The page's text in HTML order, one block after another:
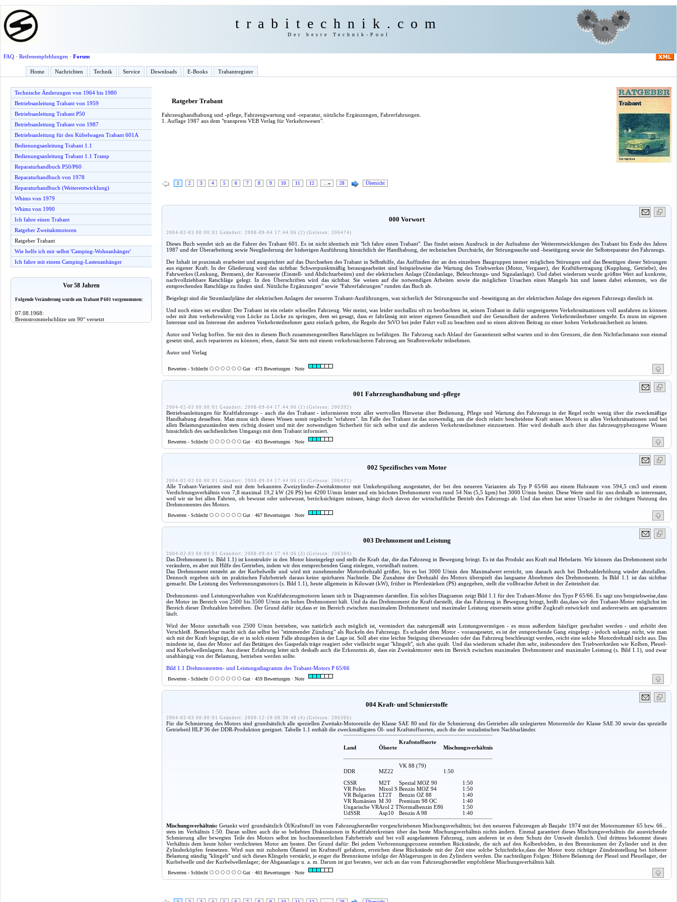
trabitechnik.com
Der beste Technik-Pool
FAQ· Reifenempfehlungen · Forum
Home Nachrichten Technik Service Downloads E-Books Trabantregister
Technische Änderungen von 1964 bis 1980
Betriebsanleitung Trabant von 1959
Betriebsanleitung Trabant P50
Betriebsanleitung Trabant von 1987
Betriebsanleitung für den Kübelwagen Trabant 601A
Bedienungsanleitung Trabant 1.1
Bedienungsanleitung Trabant 1.1 Tramp
Reparaturhandbuch P50/P60
Reparaturhandbuch von 1978
Reparaturhandbuch (Weiterentwicklung)
Whims von 1979
Whims von 1990
Ich fahre einen Trabant
Ratgeber Zweitaktmotoren
Ratgeber Trabant
Wie helfe ich mir selbst 'Camping-Wohnanhänger'
Ich fahre mit einem Camping-Lastenanhänger
Vor 58 Jahren
Folgende Veränderung wurde am Trabant P 601 vorgenommen:
07.08.1968:
Bremstrommelschlitze um 90° versetzt
Ratgeber Trabant
Fahrzeughandhabung und -pflege, Fahrzeugwartung und -reparatur, nützliche Ergänzungen, Fahrerfahrungen.
1. Auflage 1987 aus dem "transpress VEB Verlag für Verkehrswesen".
1 2 3 4 5 6 7 8 9 10 11 12 … 28 Übersicht
000 Vorwort
2004-02-03 00:00:01 Geändert: 2008-09-04 17:44:06 (2) (Gelesen: 206474)
Dieses Buch wendet sich an die Fahrer des Trabant 601. Es ist nicht identisch mit "Ich fahre einen Trabant". Das findet seinen Ausdruck in der Aufnahme der Weiterentwicklungen des Trabant bis Ende des Jahres
1987 und der Überarbeitung sowie Neugliederung der bisherigen Ausführung hinsichtlich der Handhabung, der technischen Durchsicht, der Störungssuche und -beseitigung sowie der Selbstreparatur des Fahrzeugs.
Der Inhalt ist praxisnah erarbeitet und ausgerichtet auf das Durchsehen des Trabant in Selbsthilfe, das Auffinden der an den einzelnen Baugruppen immer möglichen Störungen und das Beseitigen dieser Störungen
aus eigener Kraft. In der Gliederung wird das sichtbar. Schwerpunktmäßig herausgearbeitet sind beispielsweise die Wartung des Triebwerkes (Motor, Vergaser), der Kraftübertragung (Kupplung, Getriebe), des
Fahrwerkes (Lenkung, Bremsen), der Karosserie (Einstell- und Abdichtarbeiten) und der elektrischen Anlage (Zündanlage, Beleuchtungs- und Signalanlage). Und dabei wiederum wurde größter Wert auf konkrete,
nachvollziehbare Ratschläge gelegt. In den Überschriften wird das sichtbar. Sie weisen auf die notwendigen Arbeiten sowie die möglichen Ursachen eines Mangels hin und lassen dabei erkennen, wo die
entsprechenden Ratschläge zu finden sind. Nützliche Ergänzungen" sowie "Fahrerfahrungen" runden das Buch ab.
Beigelegt sind die Stromlaufpläne der elektrischen Anlagen der neueren Trabant-Ausführungen, was sicherlich der Störungssuche und -beseitigung an der elektrischen Anlage des eigenen Fahrzeugs dienlich ist.
Und noch eines sei erwähnt: Der Trabant ist ein relativ schnelles Fahrzeug. Wer meint, was leider nochallzu oft zu beobachten ist, seinen Trabant in dafür ungeeigneten Verkehrssituationen voll ausfahren zu können
oder mit ihm verkehrswidrig von Lücke zu Lücke zu springen, dem sei gesagt, dass er fahrlässig mit seiner eigenen Gesundheit und der Gesundheit der anderen Verkehrsteilnehmer umgeht. Es muss im eigenen
Interesse und im Interesse der anderen Verkehrsteilnehmer ganz einfach gelten, die Regeln der StVO bei jeder Fahrt voll zu beachten und so einen aktiven Beitrag zu einer hohen Verkehrssicherheit zu leisten.
Autor und Verlag hoffen. Sie mit den in diesem Buch zusammengestellten Ratschlägen zu befähigen. Ihr Fahrzeug nach Ablauf der Garantiezeit selbst warten und in den Grenzen, die dem Nichtfachmann nun einmal
gesetzt sind, auch reparieren zu können; eben, damit Sie stets mit einem verkehrssicheren Fahrzeug am Straßenverkehr teilnehmen.
Autor und Verlag
Bewerten - Schlecht Gut · 473 Bewertungen · Note
001 Fahrzeughandhabung und -pflege
2004-02-03 00:00:01 Geändert: 2008-09-04 17:44:06 (1) (Gelesen: 206392)
Betriebsanleitungen für Kraftfahrzeuge - auch die des Trabant - informieren trotz aller wertvollen Hinweise über Bedienung, Pflege und Wartung des Fahrzeugs in der Regel recht wenig über die zweckmäßige
Handhabung desselben. Man muss sich dieses Wissen somit regelrecht "erfahren". Im Falle des Trabant ist das notwendig, um die doch relativ bescheidene Kraft seines Motors in allen Verkehrsituationen und bei
allen Belastungszuständen stets richtig dosiert und mit der notwendigen Sicherheit für sich selbst und die anderen Verkehrsteilnehmer einzusetzen. Hier wird deshalb auch über das fahrzeugtypbezogene Wissen
hinsichtlich des sachdienlichen Umgangs mit dem Trabant informiert.
Bewerten - Schlecht Gut · 453 Bewertungen · Note
002 Spezifisches vom Motor
2004-02-03 00:00:01 Geändert: 2008-09-04 17:44:06 (1) (Gelesen: 206431)
Alle Trabant-Varianten sind mit dem bekannten Zweizylinder-Zweitaktmotor mit Umkehrspülung ausgestattet, der bei den neueren Varianten als Typ P 65/66 aus einem Hubraum von 594,5 cm3 und einem
Verdichtungsverhältnis von 7,8 maximal 19,2 kW (26 PS) bei 4200 U/min leistet und ein höchstes Drehmoment von rund 54 Nm (5,5 kpm) bei 3000 U/min besitzt. Diese Werte sind für uns deshalb so interessant,
weil wir sie bei allen Fahrten, ob bewusst oder unbewusst, berücksichtigen müssen, hängt doch davon der wirtschaftliche Betrieb des Fahrzeugs ab. Und das eben hat seine Ursache in der richtigen Nutzung des
Drehmomentes des Motors.
Bewerten - Schlecht Gut · 467 Bewertungen · Note
003 Drehmoment und Leistung
2004-02-03 00:00:01 Geändert: 2008-09-04 17:44:06 (3) (Gelesen: 206384)
Das Drehmoment (s. Bild 1.1) ist konstruktiv in den Motor hineingelegt und stellt die Kraft dar, die das Fahrzeug in Bewegung bringt. Es ist das Produkt aus Kraft mal Hebelarm. Wir können das Drehmoment nicht
verändern, es aber mit Hilfe des Getriebes, indem wir den entsprechenden Gang einlegen, vorteilhaft nutzen.
Das Drehmoment entsteht an der Kurbelwelle und wird mit zunehmender Motordrehzahl größer, bis es bei 3000 U/min den Maximalwert erreicht, um danach auch bei Drehzahlerhöhung wieder abzufallen.
Dennoch ergeben sich im praktischen Fuhrbetrieb daraus keine spürbaren Nachteile. Die Zunahme der Drehzahl des Motors überspielt das langsame Abnehmen des Drehmoments. In Bild 1.1 ist das sichtbar
gemacht. Die Leistung des Verbrennungsmotors (s. Bild 1.1), heute allgemein in Kilowatt (kW), früher in Pferdestärken (PS) angegeben, stellt die vollbrachte Arbeit in der Zeiteinheit dar.
Drehmoment- und Leistungsverhalten von Kraftfahrzeugmotoren lassen sich in Diagrammen darstellen. Ein solches Diagramm zeigt Bild 1.1 für den Trabant-Motor des Typs P 65/66. Es sagt uns beispielsweise,dass
der Motor im Bereich von 2500 bis 3500 U/min ein hohes Drehmoment hält. Und da das Drehmoment die Kraft darstellt, die das Fahrzeug in Bewegung bringt, heißt das,dass wir den Trabant-Motor möglichst im
Bereich dieser Drehzahlen betreiben. Der Grund dafür ist,dass er im Bereich zwischen maximalem Drehmoment und maximaler Leistung einerseits seine größte Zugkraft entwickelt und andererseits am sparsamsten
läuft.
Wird der Motor unterhalb von 2500 U/min betrieben, was natürlich auch möglich ist, vermindert das naturgemäß sein Leistungsvermögen - es muss außerdem häufiger geschaltet werden - und erhöht den
Verschleiß. Bemerkbar macht sich das selbst bei "stimmender Zündung" als Ruckeln des Fahrzeugs. Es schadet dem Motor - vorausgesetzt, es ist der entsprechende Gang eingelegt - jedoch solange nicht, wie man
sich mit der Kraft begnügt, die er in solch einem Falle abzugeben in der Lage ist. Soll aber eine leichte Steigung überwunden oder das Fahrzeug beschleunigt werden, reicht eine solche Motordrehzahl nicht aus. Das
mindeste ist, dass der Motor auf das Betätigen des Gaspedals träge reagiert oder vielleicht sogar "klingelt", sich also quält. Und das wiederum schadet ihm sehr, insbesondere den Triebwerkteilen wie Kolben, Pleuel-
und Kurbelwellenlagern. Aus dieser Erfahrung leitet sich deshalb auch die Erkenntnis ab, dass ein Zweitaktmotor stets im Bereich zwischen maximalen Drehmoment und maximaler Leistung (s. Bild 1.1), und zwar
unabhängig von der Belastung, betrieben werden sollte.
Bild 1.1 Drehmomenten- und Leistungsdiagramm des Trabant-Motors P 65/66
Bewerten - Schlecht Gut · 459 Bewertungen · Note
004 Kraft- und Schmierstoffe
2004-02-03 00:00:01 Geändert: 2009-12-19 08:30:48 (4) (Gelesen: 206366)
Für die Schmierung des Motors sind grundsätzlich alle speziellen Zweitakt-Motorenöle der Klasse SAE 80 und für die Schmierung des Getriebes alle unlegierten Motorenöle der Klasse SAE 30 sowie das spezielle
Getriebeöl HLP 36 der DDR-Produktion geeignet. Tabelle 1.1 enthält die zweckmäßigsten Öl- und Kraftstoffsorten, auch die der sozialistischen Nachbarländer.
Land Ölsorte
Kraftstoffsorte
Mischungsverhältnis
DDR MZ22
VK 88 (79)
1:50
CSSR
M2T Spezial MOZ 90
1:50
VR Polen
Mixol S Benzin MOZ 94
1:50
VR Bulgarien
LT2T Benzin OZ 88
1:40
VR Rumänien M 30 Premium 98 OC
1:40
Ungarische VRArol 2 TNormalbenzin E86
1:50
UdSSR
Asp10 Benzin A 98 1:40
Mischungsverhältnis: Getankt wird grundsätzlich Öl/Kraftstoff im vom Fahrzeughersteller vorgeschriebenen Mischungsverhältnis; bei den neueren Fahrzeugen ab Baujahr 1974 mit der Motornummer 65 bzw. 66...
stets im Verhältnis 1:50. Daran sollten auch die so beliebten Diskussionen in Kraftfahrerkreisen über das beste Mischungsverhältnis nichts ändern. Einmal garantiert dieses Mischungsverhältnis die ausreichende
Schmierung aller bewegten Teile des Motors selbst im hochsommerlichen Fahrbetrieb und bei voll ausgelastetem Fahrzeug, zum anderen ist es dem Schutz der Umwelt dienlich. Und drittens bekommt dieses
Verhältnis dem heute höher verdichteten Motor am besten. Der Grund dafür: Bei jedem Verbrennungsprozess entstehen Rückstände, die sich auf den Kolbenböden, in den Brennräumen der Zylinder und in den
Zylinderköpfen festsetzen. Wird nun mit zuhohem Ölanteil im Kraftstoff gefahren, erreichen diese Rückstände mit der Zeit eine solche Schichtdicke,dass der Motor trotz richtiger Zündeinstellung bei höherer
Belastung ständig "klingelt" und sich dieses Klingeln verstärkt, je enger die Brennräume infolge der Ablagerungen in den Zylindern werden. Die nachteiligen Folgen: Höhere Belastung der Pleuel und Pleuellager, der
Kurbelwelle und der Kurbelwellenlager; der Abgasanlage u. a. m. Darum ist gut beraten, wer sich an das vom Fahrzeughersteller empfohlene Mischungsverhältnis hält.
Bewerten - Schlecht Gut · 461 Bewertungen · Note